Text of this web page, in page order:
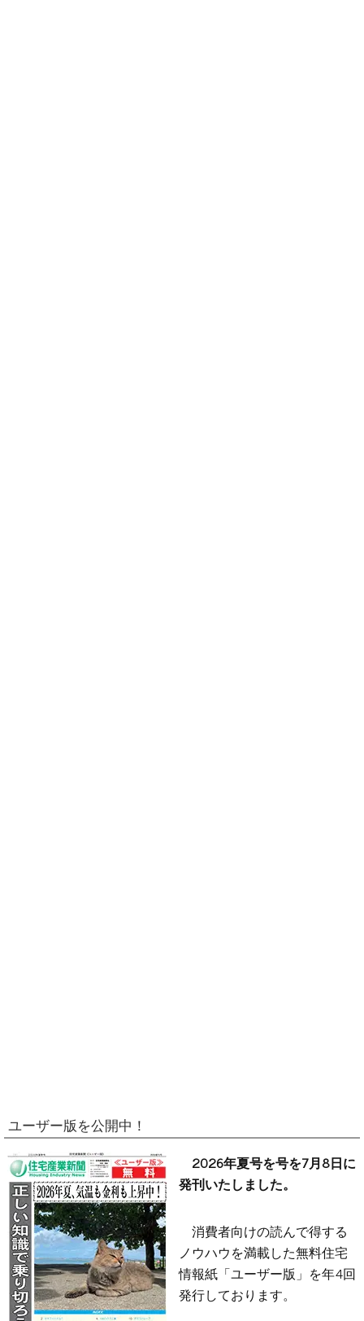
ユーザー版を公開中！
2026年夏号を号を7月8日に
発刊いたしました。
消費者向けの読んで得する
ノウハウを満載した無料住宅
情報紙「ユーザー版」を年4回
発行しております。